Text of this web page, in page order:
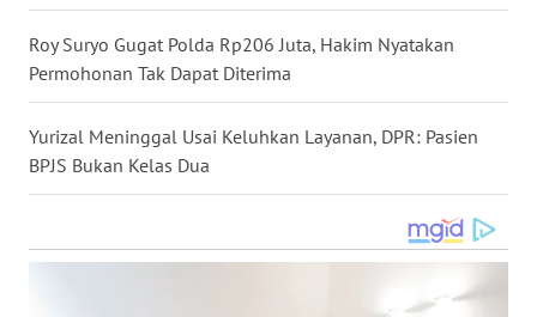
Roy Suryo Gugat Polda Rp206 Juta, Hakim Nyatakan
Permohonan Tak Dapat Diterima
Yurizal Meninggal Usai Keluhkan Layanan, DPR: Pasien
BPJS Bukan Kelas Dua
JATIM
WN
BALI
WN
KALBAR
WN